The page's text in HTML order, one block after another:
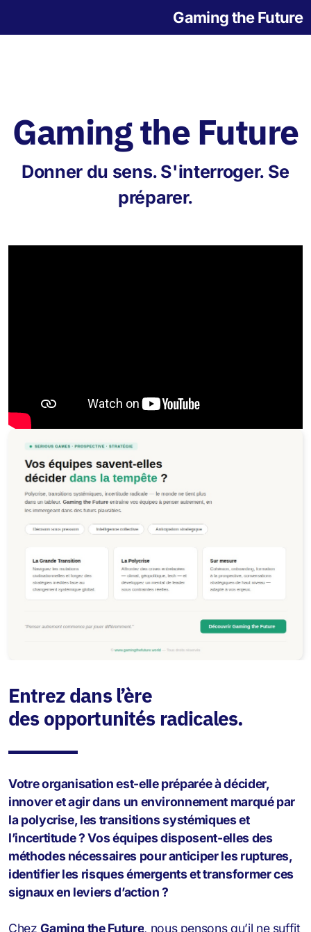
Gaming the Future
Gaming the Future
Donner du sens. S'interroger. Se
préparer.
Entrez dans l’ère
des opportunités radicales.
Votre organisation est-elle préparée à décider,
innover et agir dans un environnement marqué par
la polycrise, les transitions systémiques et
l’incertitude ? Vos équipes disposent-elles des
méthodes nécessaires pour anticiper les ruptures,
identifier les risques émergents et transformer ces
signaux en leviers d’action ?
ChezGaming the Future, nous pensons qu’il ne suffit
L'origine des jeux